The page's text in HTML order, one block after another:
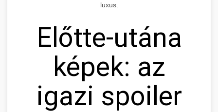
luxus.
Előtte-utána
képek: az
igazi spoiler